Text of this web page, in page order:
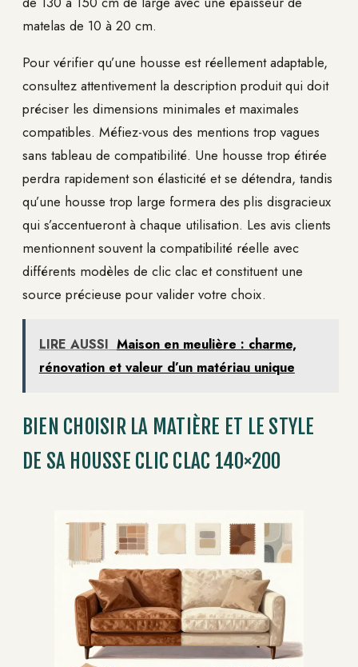
matelas de 10 à 20 cm.
Pour vérifier qu’une housse est réellement adaptable,
consultez attentivement la description produit qui doit
préciser les dimensions minimales et maximales
compatibles. Méfiez-vous des mentions trop vagues
sans tableau de compatibilité. Une housse trop étirée
perdra rapidement son élasticité et se détendra, tandis
qu’une housse trop large formera des plis disgracieux
qui s’accentueront à chaque utilisation. Les avis clients
mentionnent souvent la compatibilité réelle avec
différents modèles de clic clac et constituent une
source précieuse pour valider votre choix.
LIRE AUSSI Maison en meulière : charme,
rénovation et valeur d’un matériau unique
BIEN CHOISIR LA MATIÈRE ET LE STYLE
DE SA HOUSSE CLIC CLAC 140×200